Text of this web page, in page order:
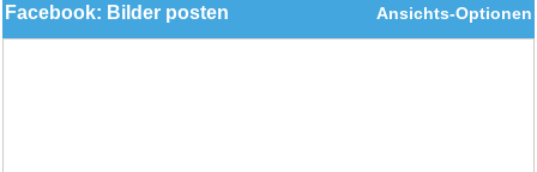
Ansichts-Optionen
Facebook: Bilder posten